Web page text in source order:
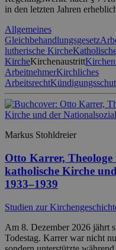
in den letzten Jahren
Allgemeines
Gleichbehandlungsgesetz
lutherische Kirche
KircheKirchenaustritt
ArbeitnehmerKirchliches
Arbeitsrecht
Markus Stohldreier
Otto Karrer, Theologe
katholische Kirche
1933–1939
Studien zur
Am 8. Dezember 2026 jährt
Todestag. Karrer war nicht